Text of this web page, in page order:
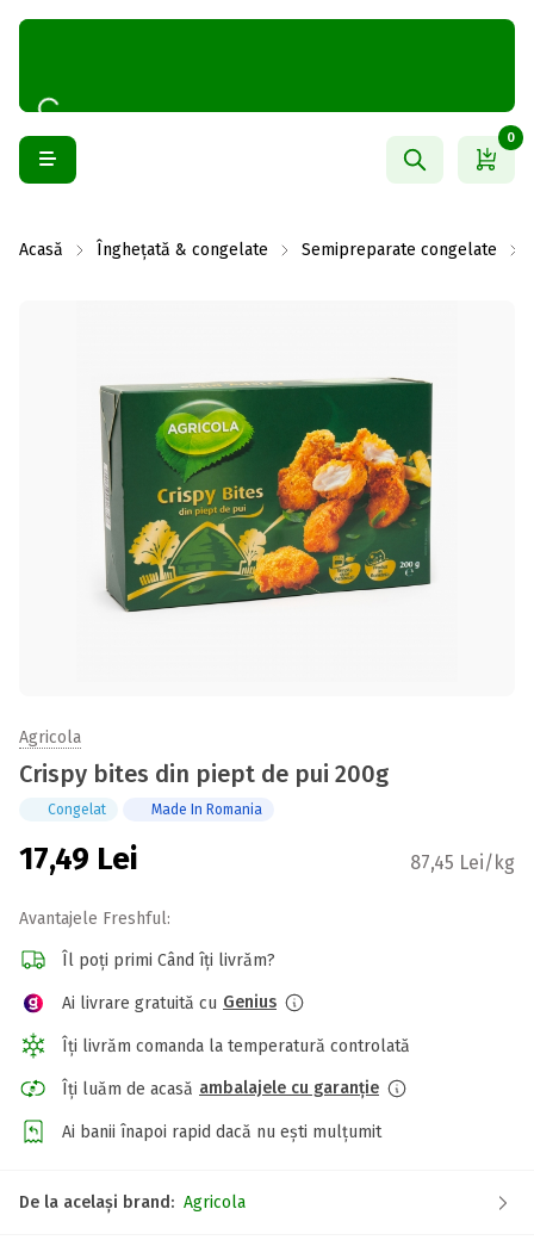
0
Acasă Înghețată & congelate Semipreparate congelate
Agricola
Crispy bites din piept de pui 200g
Congelat Made In Romania
17,49 Lei 87,45 Lei/kg
Avantajele Freshful:
Îl poți primi Când îți livrăm?
Ai livrare gratuită cu Genius
Îți livrăm comanda la temperatură controlată
Îți luăm de acasă ambalajele cu garanție
Ai banii înapoi rapid dacă nu ești mulțumit
De la același brand: Agricola